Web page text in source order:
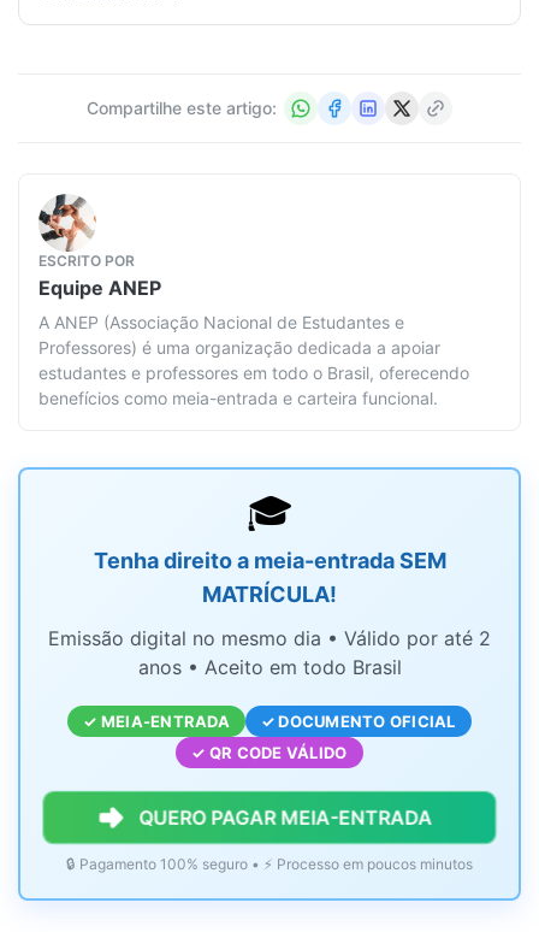
Compartilhe este artigo:
ESCRITO POR
Equipe ANEP
A ANEP (Associação Nacional de Estudantes e
Professores) é uma organização dedicada a apoiar
estudantes e professores em todo o Brasil, oferecendo
benefícios como meia-entrada e carteira funcional.
🎓
Tenha direito a meia-entrada SEM
MATRÍCULA!
Emissão digital no mesmo dia • Válido por até 2
anos • Aceito em todo Brasil
✓ MEIA-ENTRADA
✓ DOCUMENTO OFICIAL
✓ QR CODE VÁLIDO
QUERO PAGAR MEIA-ENTRADA
🔒 Pagamento 100% seguro • ⚡ Processo em poucos minutos